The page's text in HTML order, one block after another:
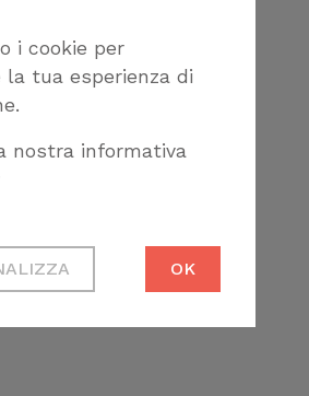
i cookie per
la tua esperienza di
nostra informativa
tecnici
per
OK
12 giugno 2025